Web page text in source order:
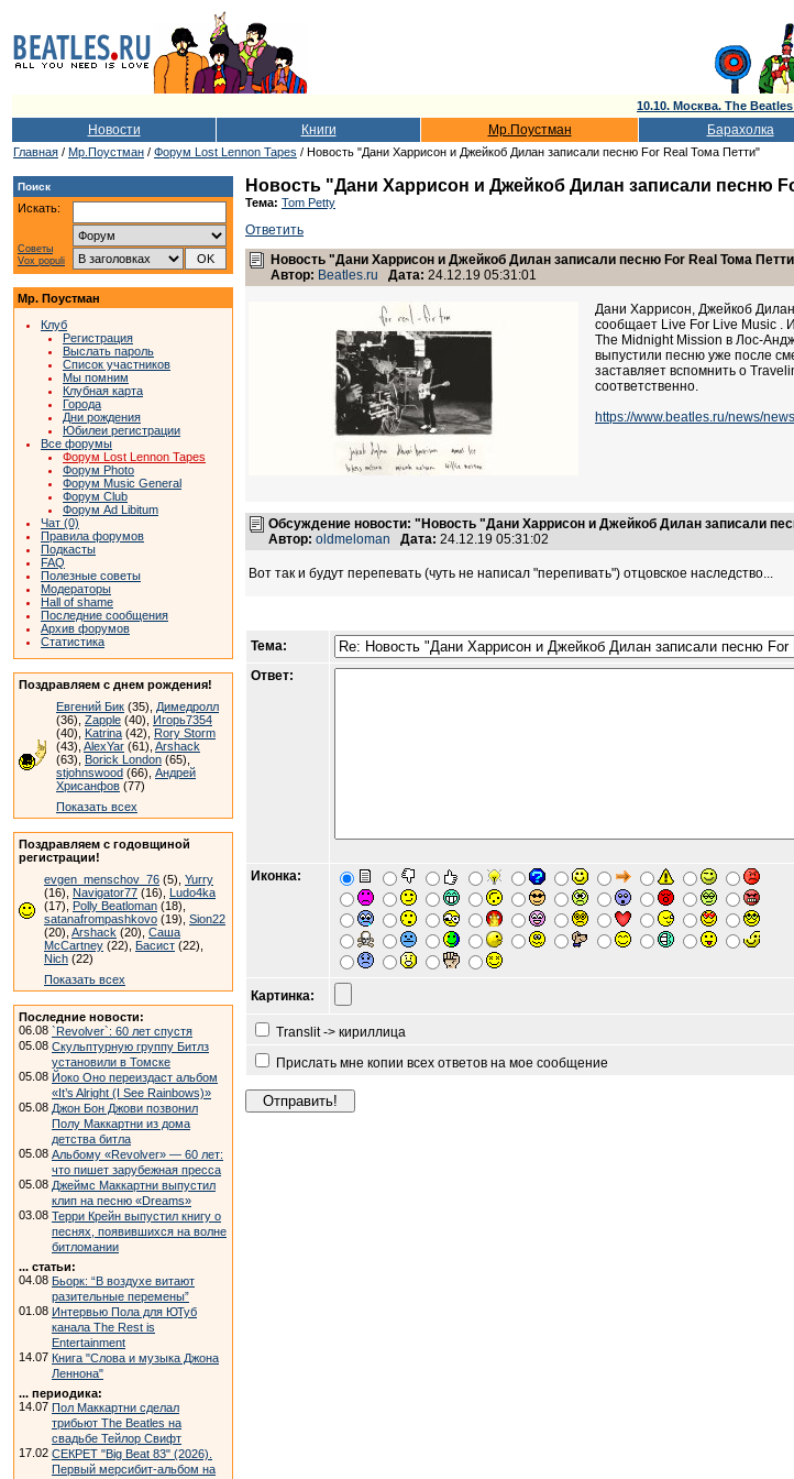
10.10. Москва. The
Новости Книги Мр.Поустман Барахолка
Главная / Мр.Поустман / Форум Lost Lennon Tapes / Новость "Дани Харрисон и Джейкоб Дилан записали песню For Real Тома Петти"
Поиск
Искать:
Советы
Vox populi
Мр. Поустман
Клуб
Регистрация
Выслать пароль
Список участников
Мы помним
Клубная карта
Города
Дни рождения
Юбилеи регистрации
Все форумы
Форум Lost Lennon Tapes
Форум Photo
Форум Music General
Форум Club
Форум Ad Libitum
Чат (0)
Правила форумов
Подкасты
FAQ
Полезные советы
Модераторы
Hall of shame
Последние сообщения
Архив форумов
Статистика
Поздравляем с днем рождения!
Евгений Бик (35), Димедролл
(36), Zapple (40), Игорь7354
(40), Katrina (42), Rory Storm
(43), AlexYar (61), Arshack
(63), Borick London (65),
stjohnswood (66), Андрей
Хрисанфов (77)
Показать всех
Поздравляем с годовщиной
регистрации!
evgen_menschov_76 (5), Yurry
(16), Navigator77 (16), Ludo4ka
(17), Polly Beatloman (18),
satanafrompashkovo (19), Sion22
(20), Arshack (20), Саша
McCartney (22), Басист (22),
Nich (22)
Показать всех
Последние новости:
06.08 `Revolver`: 60 лет спустя
05.08 Скульптурную группу Битлз
установили в Томске
05.08 Йоко Оно переиздаст альбом
«It’s Alright (I See Rainbows)»
05.08 Джон Бон Джови позвонил
Полу Маккартни из дома
детства битла
05.08 Альбому «Revolver» — 60 лет:
что пишет зарубежная пресса
05.08 Джеймс Маккартни выпустил
клип на песню «Dreams»
03.08 Терри Крейн выпустил книгу о
песнях, появившихся на волне
битломании
... статьи:
04.08 Бьорк: “В воздухе витают
разительные перемены”
01.08 Интервью Пола для ЮТуб
канала The Rest is
Entertainment
14.07 Книга "Слова и музыка Джона
Леннона"
... периодика:
14.07 Пол Маккартни сделал
трибьют The Beatles на
свадьбе Тейлор Свифт
17.02 СЕКРЕТ "Big Beat 83" (2026).
Первый мерсибит-альбом на
Новость "Дани Харрисон и Джейкоб Дилан записали песню
Тема: Tom Petty
Ответить
Новость "Дани Харрисон и Джейкоб Дилан записали песню For Real Тома
Автор: Beatles.ru Дата: 24.12.19 05:31:01
Дани Харрисон, Джейкоб
сообщает Live For Live Music .
The Midnight Mission в Лос-
выпустили песню уже после
заставляет вспомнить о
соответственно.
https://www.beatles.ru/news/
Обсуждение новости: "Новость "Дани Харрисон и Джейкоб Дилан записали
Автор: oldmeloman Дата: 24.12.19 05:31:02
Вот так и будут перепевать (чуть не написал "перепивать") отцовское наследство...
Тема:
Ответ:
Иконка:
Картинка:
Translit -> кириллица
Прислать мне копии всех ответов на мое сообщение